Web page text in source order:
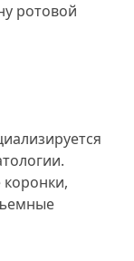
ротовой
коронки,